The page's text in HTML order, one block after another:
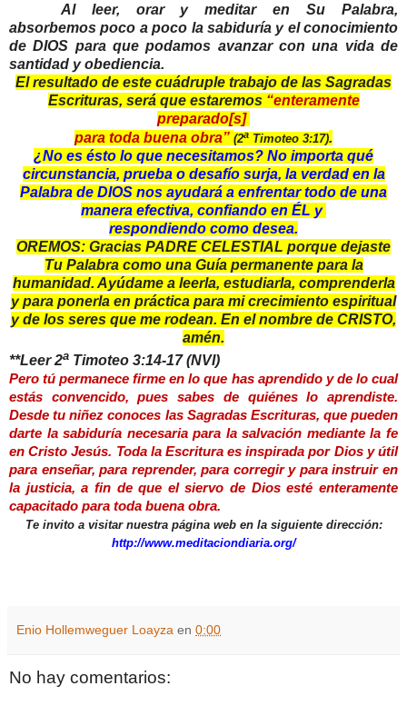
Al leer, orar y meditar en Su Palabra,
absorbemos poco a poco la sabiduría y el conocimiento
de DIOS para que podamos avanzar con una vida de
santidad y obediencia.
El resultado de este cuádruple trabajo de las Sagradas
Escrituras, será que estaremos “enteramente
preparado[s]
para toda buena obra” (2a Timoteo 3:17).
¿No es ésto lo que necesitamos? No importa qué
circunstancia, prueba o desafío surja, la verdad en la
Palabra de DIOS nos ayudará a enfrentar todo de una
manera efectiva, confiando en ÉL y
respondiendo como desea.
OREMOS: Gracias PADRE CELESTIAL porque dejaste
Tu Palabra como una Guía permanente para la
humanidad. Ayúdame a leerla, estudiarla, comprenderla
y para ponerla en práctica para mi crecimiento espiritual
y de los seres que me rodean. En el nombre de CRISTO,
amén.
**Leer 2a Timoteo 3:14-17 (NVI)
Pero tú permanece firme en lo que has aprendido y de lo cual
estás convencido, pues sabes de quiénes lo aprendiste.
Desde tu niñez conoces las Sagradas Escrituras, que pueden
darte la sabiduría necesaria para la salvación mediante la fe
en Cristo Jesús. Toda la Escritura es inspirada por Dios y útil
para enseñar, para reprender, para corregir y para instruir en
la justicia, a fin de que el siervo de Dios esté enteramente
capacitado para toda buena obra.
Te invito a visitar nuestra página web en la siguiente dirección:
http://www.meditaciondiaria.org/
Enio Hollemweguer Loayza en 0:00
No hay comentarios: